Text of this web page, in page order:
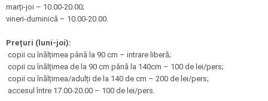
marți-joi – 10.00-20.00;
vineri-duminică – 10.00-20.00.
Prețuri (luni-joi):
copii cu înălțimea până la 90 cm – intrare liberă;
copii cu înălțimea de la 90 cm până la 140cm – 100 de lei/pers;
copii cu înălțimea/adulți de la 140 de cm – 200 de lei/pers;
accesul între 17.00-20.00 – 100 de lei/pers.